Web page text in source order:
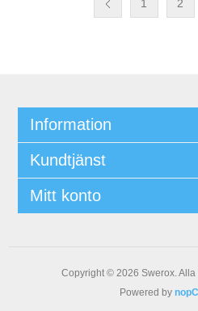
1 2
Information
Kundtjänst
Mitt konto
Copyright © 2026 Swerox.
Powered by